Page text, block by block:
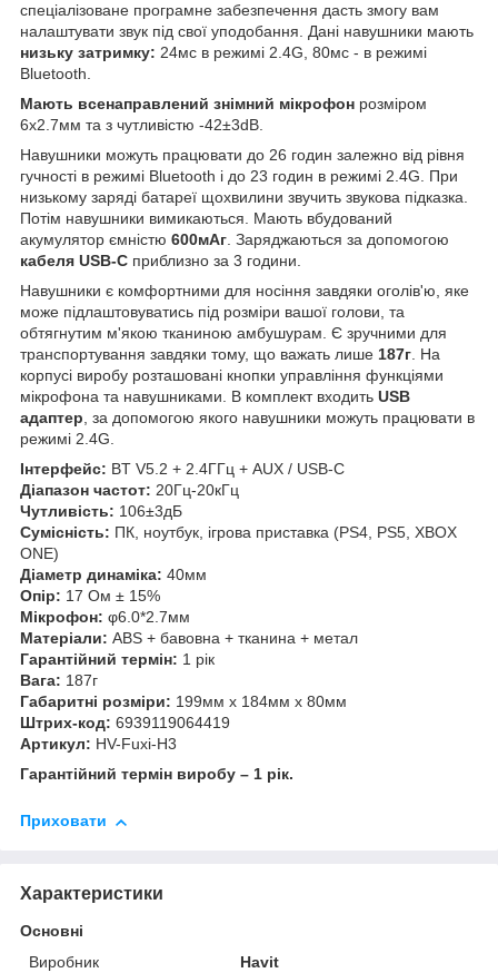
спеціалізоване програмне забезпечення дасть змогу вам
налаштувати звук під свої уподобання. Дані навушники мають
низьку затримку: 24мс в режимі 2.4G, 80мс - в режимі
Bluetooth.
Мають всенаправлений знімний мікрофон розміром
6х2.7мм та з чутливістю -42±3dB.
Навушники можуть працювати до 26 годин залежно від рівня
гучності в режимі Bluetooth і до 23 годин в режимі 2.4G. При
низькому заряді батареї щохвилини звучить звукова підказка.
Потім навушники вимикаються. Мають вбудований
акумулятор ємністю 600мАг. Заряджаються за допомогою
кабеля USB-C приблизно за 3 години.
Навушники є комфортними для носіння завдяки оголів'ю, яке
може підлаштовуватись під розміри вашої голови, та
обтягнутим м'якою тканиною амбушурам. Є зручними для
транспортування завдяки тому, що важать лише 187г. На
корпусі виробу розташовані кнопки управління функціями
мікрофона та навушниками. В комплект входить USB
адаптер, за допомогою якого навушники можуть працювати в
режимі 2.4G.
Інтерфейс: BT V5.2 + 2.4ГГц + AUX / USB-C
Діапазон частот: 20Гц-20кГц
Чутливість: 106±3дБ
Сумісність: ПК, ноутбук, ігрова приставка (PS4, PS5, XBOX
ONE)
Діаметр динаміка: 40мм
Опір: 17 Ом ± 15%
Мікрофон: φ6.0*2.7мм
Матеріали: ABS + бавовна + тканина + метал
Гарантійний термін: 1 рік
Вага: 187г
Габаритні розміри: 199мм х 184мм х 80мм
Штрих-код: 6939119064419
Артикул: HV-Fuxi-H3
Гарантійний термін виробу – 1 рік.
Приховати
Характеристики
Основні
Виробник
Havit